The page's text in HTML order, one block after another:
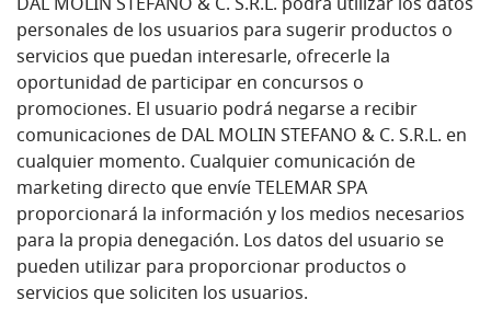
DAL MOLIN STEFANO & C. S.R.L. podrá utilizar los datos
personales de los usuarios para sugerir productos o
servicios que puedan interesarle, ofrecerle la
oportunidad de participar en concursos o
promociones. El usuario podrá negarse a recibir
comunicaciones de DAL MOLIN STEFANO & C. S.R.L. en
cualquier momento. Cualquier comunicación de
marketing directo que envíe TELEMAR SPA
proporcionará la información y los medios necesarios
para la propia denegación. Los datos del usuario se
pueden utilizar para proporcionar productos o
servicios que soliciten los usuarios.